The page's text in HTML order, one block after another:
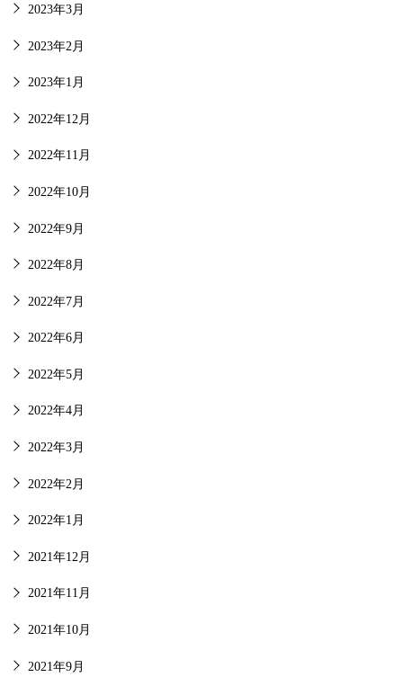
2023年3月
2023年2月
2023年1月
2022年12月
2022年11月
2022年10月
2022年9月
2022年8月
2022年7月
2022年6月
2022年5月
2022年4月
2022年3月
2022年2月
2022年1月
2021年12月
2021年11月
2021年10月
2021年9月